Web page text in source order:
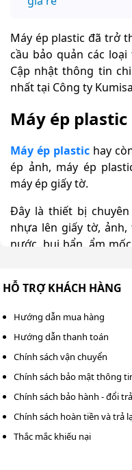
Máy ép plastic đã trở
cầu bảo quản các
Cập nhật thông tin
nhất tại Công ty
Máy ép plastic
Máy ép plastichay
ép ảnh, máy ép
máy ép giấy tờ.
Đây là thiết bị
nhựa lên giấy tờ,
nước, bụi bẩn, ẩm
Theo đó, máy hoạt
Có 2 loại:
Máy ép nóng:
màng ép dính chắc
Máy ép nguội:
để dính màng nhựa
HỖ TRỢ KHÁCH HÀNG
Hướng dẫn mua hàng
Hướng dẫn thanh toán
Chính sách vận chuyển
Chính sách bảo mật thông
Chính sách bảo hành - đổi trả
Chính sách hoàn tiền và trả
Thắc mắc khiếu nại